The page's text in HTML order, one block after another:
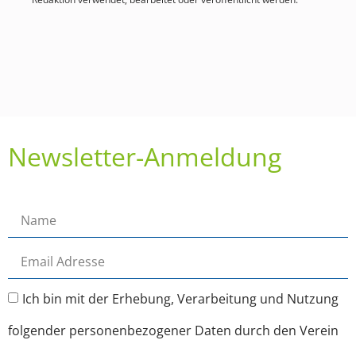
Newsletter-Anmeldung
Ich bin mit der Erhebung, Verarbeitung und Nutzung
folgender personenbezogener Daten durch den Verein